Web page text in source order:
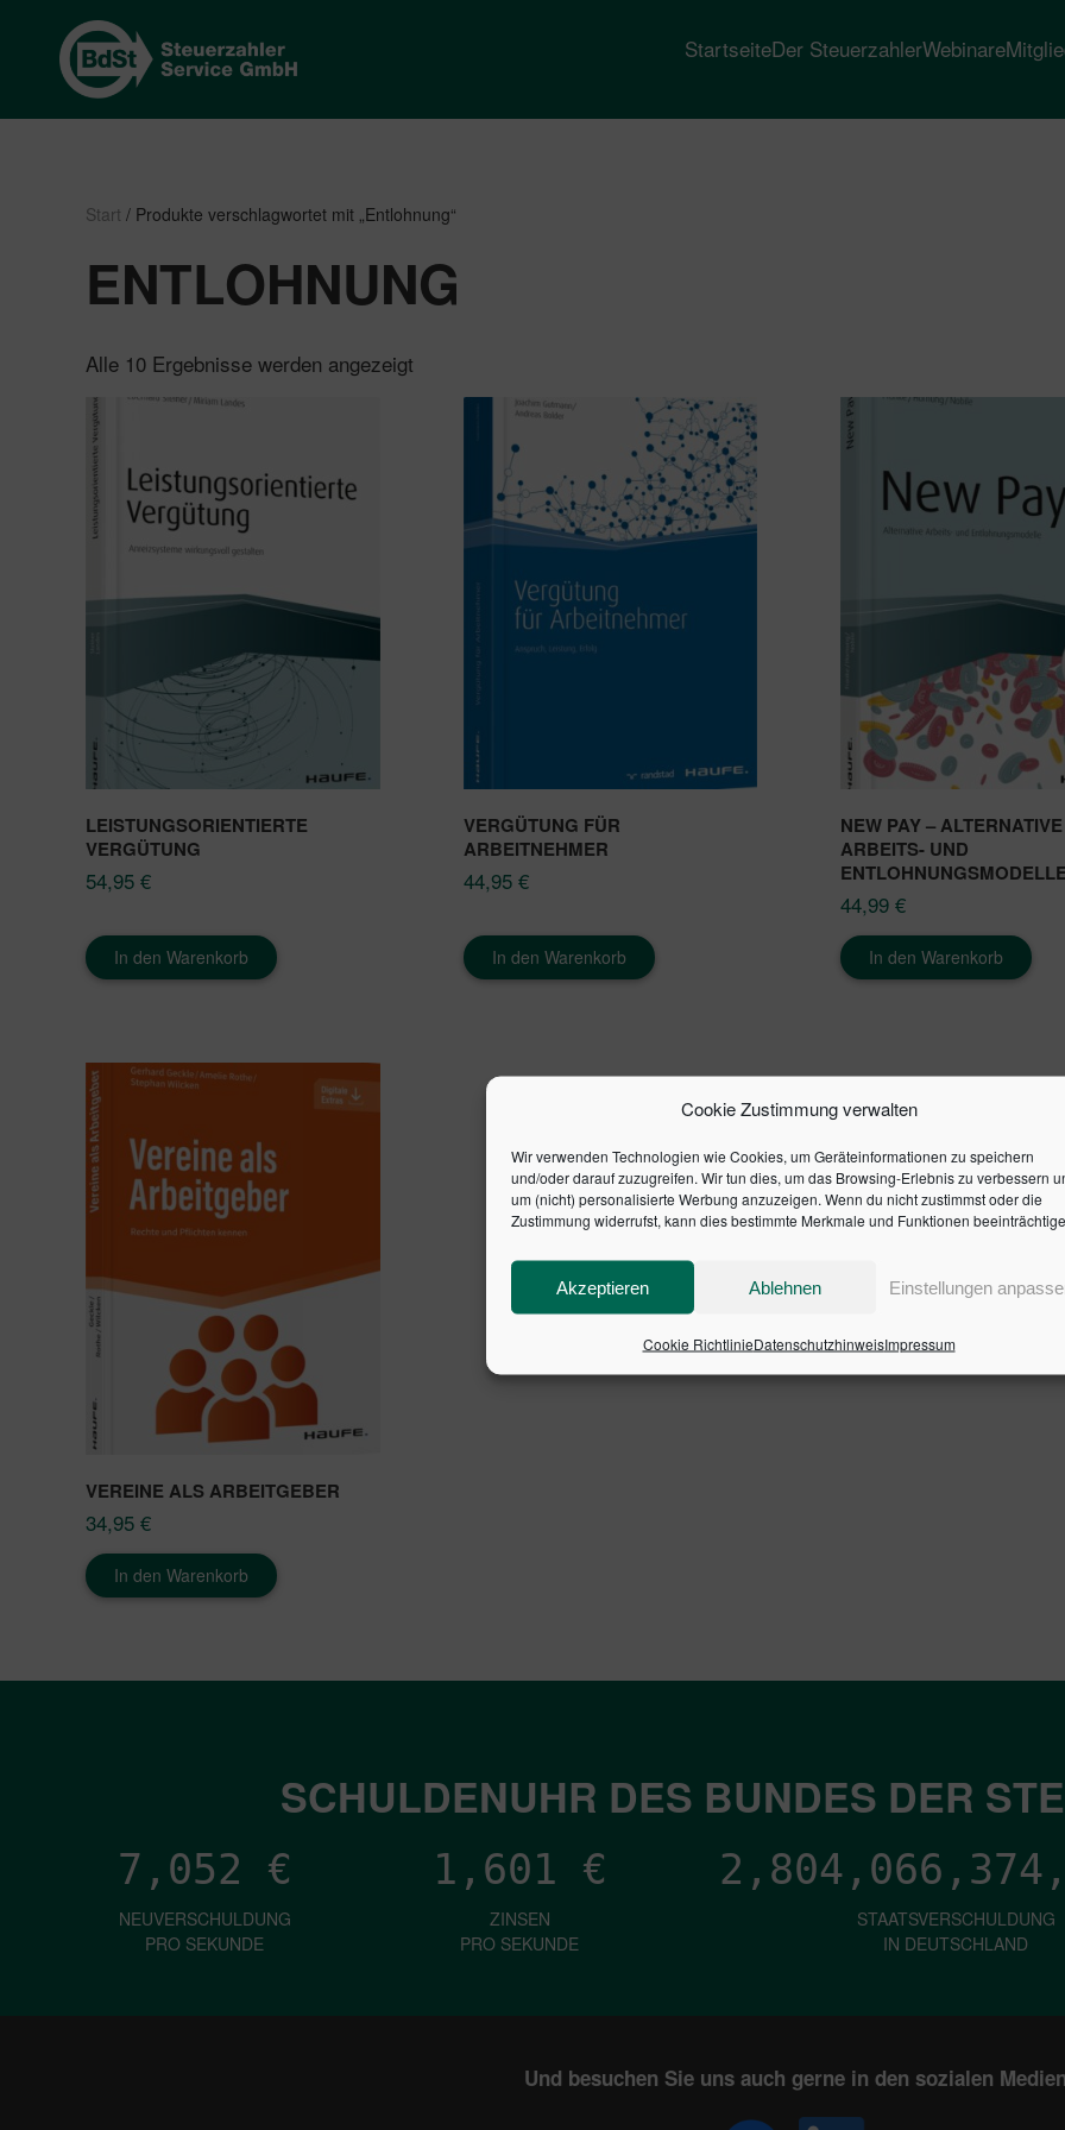
Cookie Zustimmung verwalten
Wir verwenden Technologien wie Cookies, um Geräteinformationen zu speichern
und/oder darauf zuzugreifen. Wir tun dies, um das Browsing-Erlebnis zu verbessern
um (nicht) personalisierte Werbung anzuzeigen. Wenn du nicht zustimmst oder die
Zustimmung widerrufst, kann dies bestimmte Merkmale und Funktionen
Akzeptieren Ablehnen Einstellungen
Cookie RichtlinieDatenschutzhinweisImpressum
StartseiteDer SteuerzahlerWebinare
Start / Produkte verschlagwortet mit „Entlohnung“
ENTLOHNUNG
Alle 10 Ergebnisse werden angezeigt
sortiert
LEISTUNGSORIENTIERTE
VERGÜTUNG
54,95 €
In den Warenkorb
VERGÜTUNG FÜR
ARBEITNEHMER
44,95 €
In den Warenkorb
NEW PAY – ALTERNATIVE
ARBEITS- UND
ENTLOHNUNGSMODELLE
44,99 €
In den Warenkorb
VEREINE ALS ARBEITGEBER
34,95 €
In den Warenkorb
SCHULDENUHR DES BUNDES DER
7,052 €
NEUVERSCHULDUNG
PRO SEKUNDE
1,601 €
ZINSEN
PRO SEKUNDE
STAATSVERSCHULDUNG
IN DEUTSCHLAND
Und besuchen Sie uns auch gerne in den sozialen